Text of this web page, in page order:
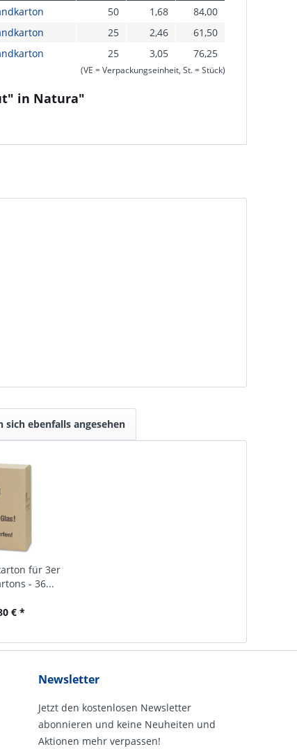
50 1,68
84,00
25 2,46
61,50
25 3,05 76,25
(VE = Verpackungseinheit, St. = Stück)
in Natura"
sich ebenfalls angesehen
für 3er
- 36...
€ *
Newsletter
Jetzt den kostenlosen Newsletter
abonnieren und keine Neuheiten und
Aktionen mehr verpassen!